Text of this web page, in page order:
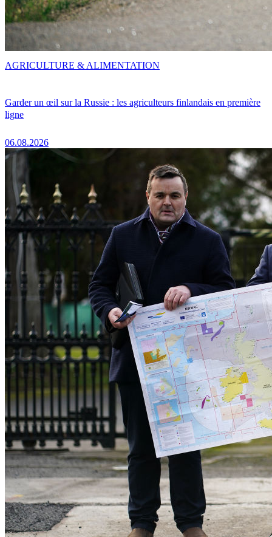
Garder un œil sur la Russie : les agriculteurs finlandais en première
ligne
06.08.2026
AGRICULTURE & ALIMENTATION